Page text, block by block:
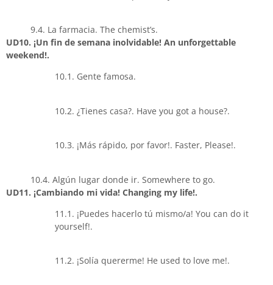
9.4. La farmacia. The chemist’s.
UD10. ¡Un fin de semana inolvidable! An unforgettable
weekend!.
10.1. Gente famosa.
10.2. ¿Tienes casa?. Have you got a house?.
10.3. ¡Más rápido, por favor!. Faster, Please!.
10.4. Algún lugar donde ir. Somewhere to go.
UD11. ¡Cambiando mi vida! Changing my life!.
11.1. ¡Puedes hacerlo tú mismo/a! You can do it
yourself!.
11.2. ¡Solía quererme! He used to love me!.